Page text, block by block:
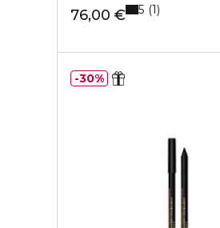
76,00 € 5 1
30%